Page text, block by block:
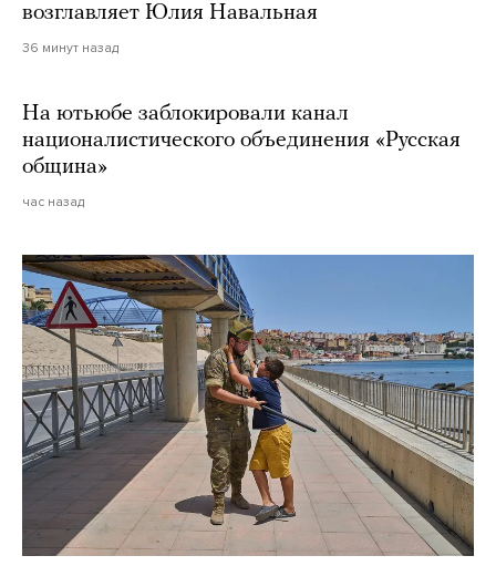
возглавляет Юлия Навальная
36 минут назад
На ютьюбе заблокировали канал
националистического объединения «Русская
община»
час назад